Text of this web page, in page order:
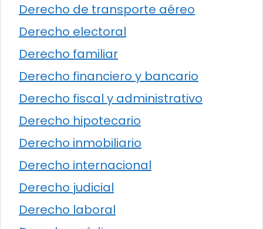
Derecho de transporte aéreo
Derecho electoral
Derecho familiar
Derecho financiero y bancario
Derecho fiscal y administrativo
Derecho hipotecario
Derecho inmobiliario
Derecho internacional
Derecho judicial
Derecho laboral